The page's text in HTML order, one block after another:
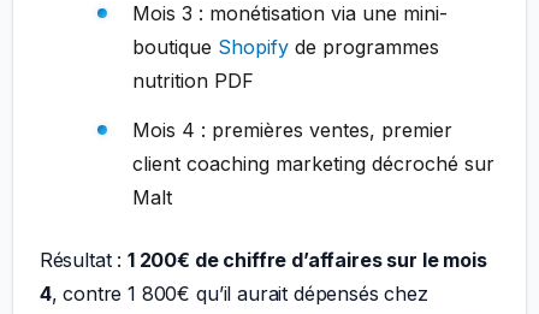
Mois 3 : monétisation via une mini-
boutique Shopifyde programmes
nutrition PDF
Mois 4 : premières ventes, premier
client coaching marketing décroché sur
Malt
Résultat : 1 200€ de chiffre d’affaires sur le mois
4, contre 1 800€ qu’il aurait dépensés chez